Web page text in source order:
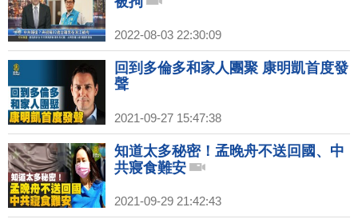
2022-08-03 22:30:09
回到多倫多和家人團聚 康明凱首度發
聲
2021-09-27 15:47:38
知道太多秘密！孟晚舟不送回國、中
共寢食難安
2021-09-29 21:42:43